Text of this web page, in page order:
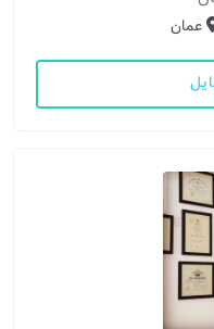
عمان